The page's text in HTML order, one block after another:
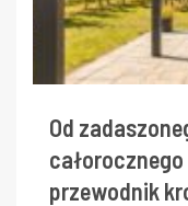
Od
przewodnik